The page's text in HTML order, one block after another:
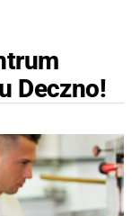
Deczno!